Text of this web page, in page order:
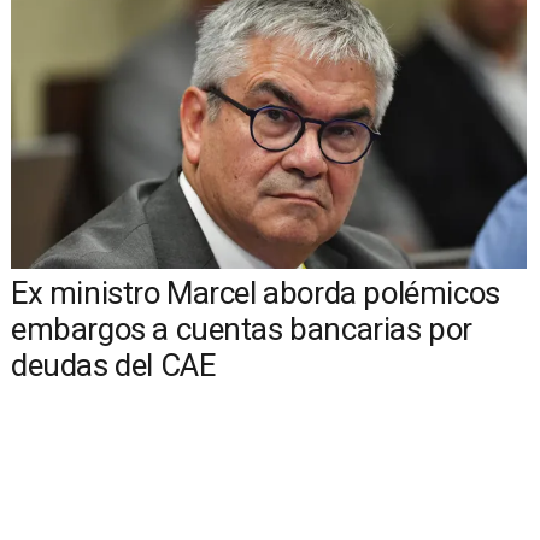
Ex ministro Marcel aborda polémicos
embargos a cuentas bancarias por
deudas del CAE